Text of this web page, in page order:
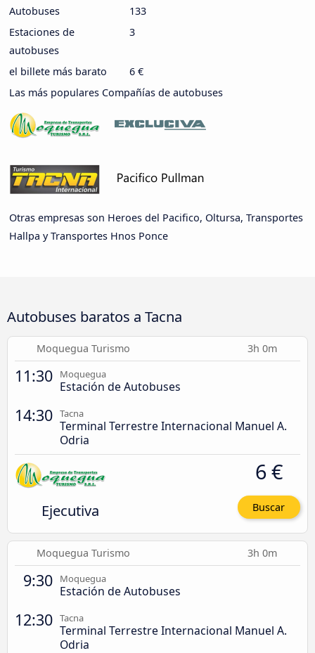
Autobuses
133
Estaciones de
autobuses
3
el billete más barato
6 €
Las más populares Compañías de autobuses
Otras empresas son Heroes del Pacifico, Oltursa, Transportes
Hallpa y Transportes Hnos Ponce
Autobuses baratos a Tacna
Moquegua Turismo 3h 0m
11:30 Moquegua
Estación de Autobuses
14:30 Tacna
Terminal Terrestre Internacional Manuel A.
Odria
Ejecutiva
6 €
Buscar
Moquegua Turismo 3h 0m
9:30 Moquegua
Estación de Autobuses
12:30 Tacna
Terminal Terrestre Internacional Manuel A.
Odria